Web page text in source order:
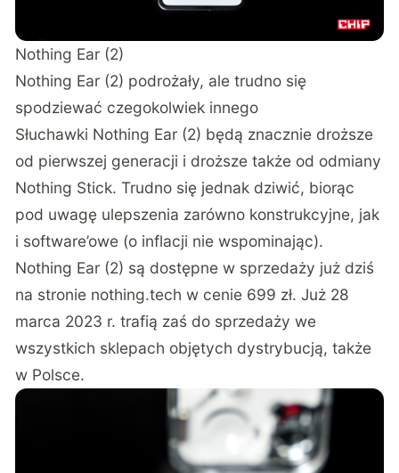
Nothing Ear (2)
Nothing Ear (2) podrożały, ale trudno się
spodziewać czegokolwiek innego
Słuchawki Nothing Ear (2) będą znacznie droższe
od pierwszej generacji i droższe także od odmiany
Nothing Stick. Trudno się jednak dziwić, biorąc
pod uwagę ulepszenia zarówno konstrukcyjne, jak
i software’owe (o inflacji nie wspominając).
Nothing Ear (2) są dostępne w sprzedaży już dziś
na stronie nothing.tech w cenie 699 zł. Już 28
marca 2023 r. trafią zaś do sprzedaży we
wszystkich sklepach objętych dystrybucją, także
w Polsce.